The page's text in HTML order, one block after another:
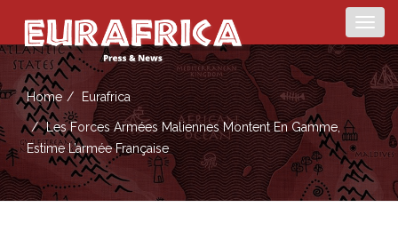
Home Eurafrica
Les Forces Armées Maliennes Montent En Gamme,
Estime L’armée Française